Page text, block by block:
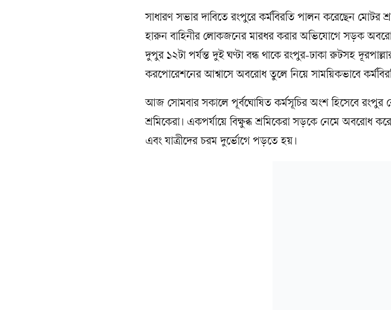
সাধারণ সভার দাবিতে রংপুরে কর্মবিরতি পালন করেছেন মোটর
হারুন বাহিনীর লোকজনের মারধর করার অভিযোগে সড়ক
দুপুর ১২টা পর্যন্ত দুই ঘণ্টা বন্ধ থাকে রংপুর-ঢাকা রুটসহ
করপোরেশনের আশ্বাসে অবরোধ তুলে নিয়ে সাময়িকভাবে
আজ সোমবার সকালে পূর্বঘোষিত কর্মসূচির অংশ হিসেবে রংপুর
শ্রমিকেরা। একপর্যায়ে বিক্ষুব্ধ শ্রমিকেরা সড়কে নেমে অবরোধ
এবং যাত্রীদের চরম দুর্ভোগে পড়তে হয়।